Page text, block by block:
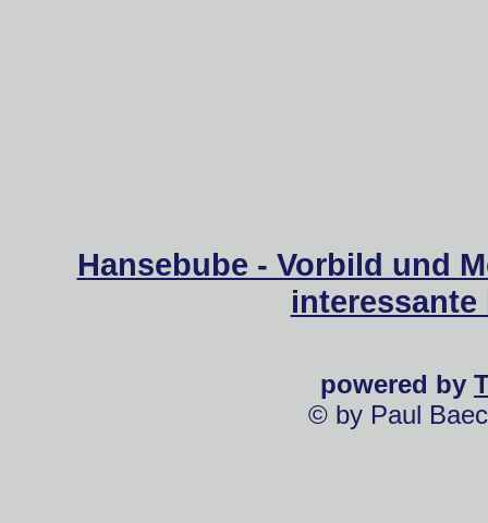
Hansebube - Vorbild und
powered by
© by Paul